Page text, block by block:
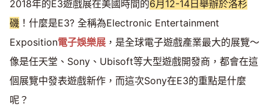
2018年的E3遊戲展在美國時間的6月12-14日舉辦於洛杉
磯 ！什麼是E3? 全稱為Electronic Entertainment
Exposition電子娛樂展 ，是全球電子遊戲產業最大的展覽～
像是任天堂、Sony、Ubisoft等大型遊戲開發商，都會在這
個展覽中發表遊戲新作，而這次Sony在E3的重點是什麼
呢？